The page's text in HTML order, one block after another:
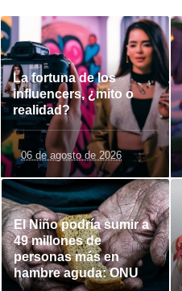
La fortuna de los
influencers, ¿mito o
realidad?
06 de agosto de 2026
El Niño podría sumir a
49 millones de
personas más en
hambre aguda: ONU